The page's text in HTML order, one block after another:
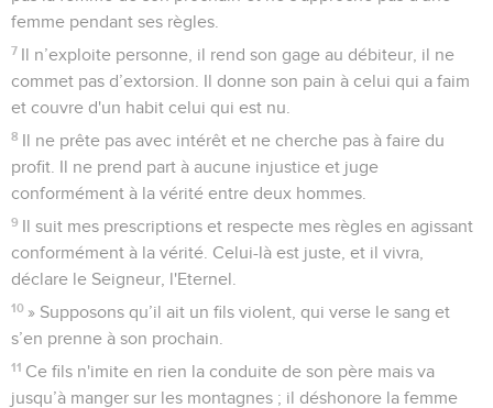
femme pendant ses règles.
7 Il n’exploite personne, il rend son gage au débiteur, il ne
commet pas d’extorsion. Il donne son pain à celui qui a faim
et couvre d'un habit celui qui est nu.
8 Il ne prête pas avec intérêt et ne cherche pas à faire du
profit. Il ne prend part à aucune injustice et juge
conformément à la vérité entre deux hommes.
9 Il suit mes prescriptions et respecte mes règles en agissant
conformément à la vérité. Celui-là est juste, et il vivra,
déclare le Seigneur, l'Eternel.
10 » Supposons qu’il ait un fils violent, qui verse le sang et
s’en prenne à son prochain.
11 Ce fils n'imite en rien la conduite de son père mais va
jusqu’à manger sur les montagnes ; il déshonore la femme